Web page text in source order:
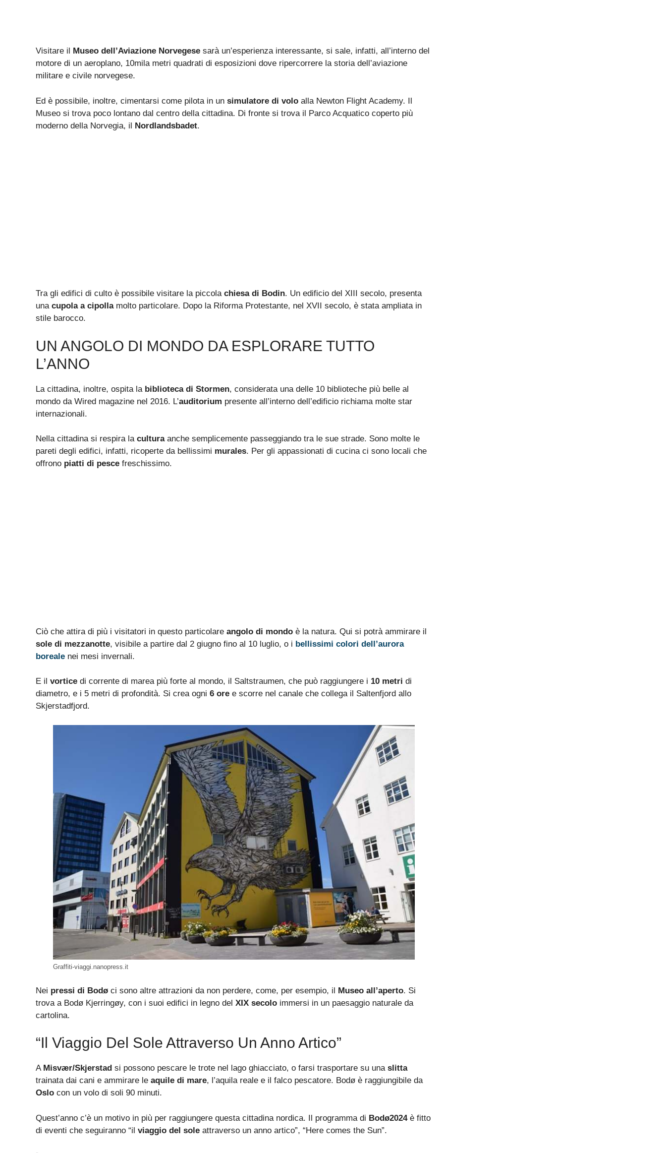
Visitare il Museo dell’Aviazione Norvegese sarà un’esperienza interessante, si sale, infatti, all’interno del
motore di un aeroplano, 10mila metri quadrati di esposizioni dove ripercorrere la storia dell’aviazione
militare e civile norvegese.
Ed è possibile, inoltre, cimentarsi come pilota in un simulatore di volo alla Newton Flight Academy. Il
Museo si trova poco lontano dal centro della cittadina. Di fronte si trova il Parco Acquatico coperto più
moderno della Norvegia, il Nordlandsbadet.
Tra gli edifici di culto è possibile visitare la piccola chiesa di Bodin. Un edificio del XIII secolo, presenta
una cupola a cipollamolto particolare. Dopo la Riforma Protestante, nel XVII secolo, è stata ampliata in
stile barocco.
UN ANGOLO DI MONDO DA ESPLORARE TUTTO
L’ANNO
La cittadina, inoltre, ospita la biblioteca di Stormen, considerata una delle 10 biblioteche più belle al
mondo da Wired magazine nel 2016. L’auditorium presente all’interno dell’edificio richiama molte star
internazionali.
Nella cittadina si respira la culturaanche semplicemente passeggiando tra le sue strade. Sono molte le
pareti degli edifici, infatti, ricoperte da bellissimi murales. Per gli appassionati di cucina ci sono locali che
offrono piatti di pesce freschissimo.
Ciò che attira di più i visitatori in questo particolare angolo di mondo è la natura. Qui si potrà ammirare il
sole di mezzanotte, visibile a partire dal 2 giugno fino al 10 luglio, o i bellissimi colori dell’aurora
boreale nei mesi invernali.
E il vortice di corrente di marea più forte al mondo, il Saltstraumen, che può raggiungere i 10 metri di
diametro, e i 5 metri di profondità. Si crea ogni 6 ore e scorre nel canale che collega il Saltenfjord allo
Skjerstadfjord.
Graffiti-viaggi.nanopress.it
Nei pressi di Bodø ci sono altre attrazioni da non perdere, come, per esempio, il Museo all’aperto. Si
trova a Bodø Kjerringøy, con i suoi edifici in legno del XIX secolo immersi in un paesaggio naturale da
cartolina.
“Il Viaggio Del Sole Attraverso Un Anno Artico”
A Misvær/Skjerstad si possono pescare le trote nel lago ghiacciato, o farsi trasportare su una slitta
trainata dai cani e ammirare le aquile di mare, l’aquila reale e il falco pescatore. Bodø è raggiungibile da
Oslo con un volo di soli 90 minuti.
Quest’anno c’è un motivo in più per raggiungere questa cittadina nordica. Il programma di Bodø2024è fitto
di eventi che seguiranno “il viaggio del sole attraverso un anno artico”, “Here comes the Sun”.